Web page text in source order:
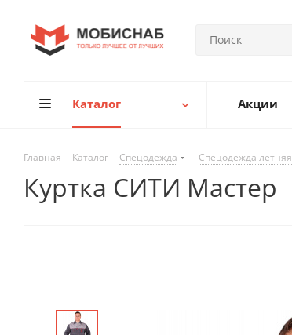
Каталог Акции
Главная - Каталог - Спецодежда - Спецодежда летняя
Куртка СИТИ Мастер